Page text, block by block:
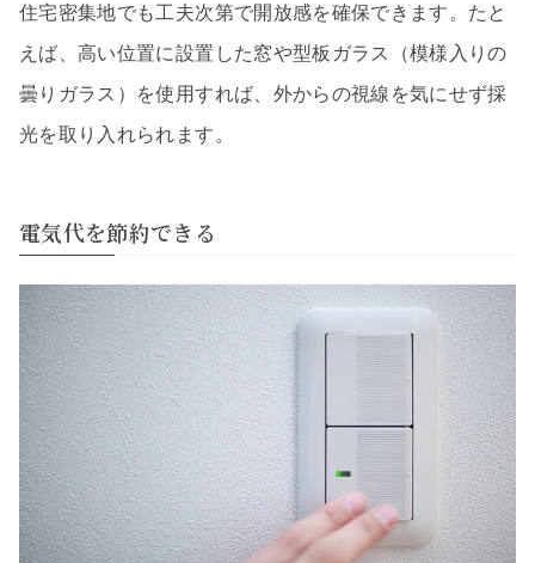
住宅密集地でも工夫次第で開放感を確保できます。たと
えば、高い位置に設置した窓や型板ガラス（模様入りの
曇りガラス）を使用すれば、外からの視線を気にせず採
光を取り入れられます。
電気代を節約できる